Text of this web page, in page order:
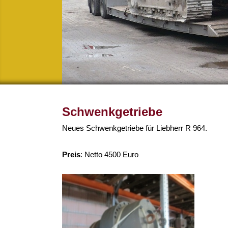
Schwenkgetriebe
Neues Schwenkgetriebe für Liebherr R 964.
Preis: Netto 4500 Euro